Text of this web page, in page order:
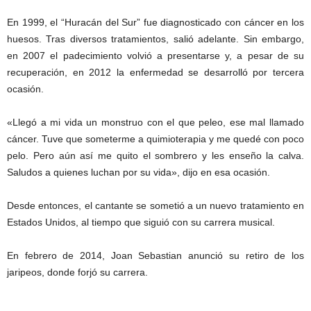
En 1999, el “Huracán del Sur” fue diagnosticado con cáncer en los
huesos. Tras diversos tratamientos, salió adelante. Sin embargo,
en 2007 el padecimiento volvió a presentarse y, a pesar de su
recuperación, en 2012 la enfermedad se desarrolló por tercera
ocasión.
«Llegó a mi vida un monstruo con el que peleo, ese mal llamado
cáncer. Tuve que someterme a quimioterapia y me quedé con poco
pelo. Pero aún así me quito el sombrero y les enseño la calva.
Saludos a quienes luchan por su vida», dijo en esa ocasión.
Desde entonces, el cantante se sometió a un nuevo tratamiento en
Estados Unidos, al tiempo que siguió con su carrera musical.
En febrero de 2014, Joan Sebastian anunció su retiro de los
jaripeos, donde forjó su carrera.